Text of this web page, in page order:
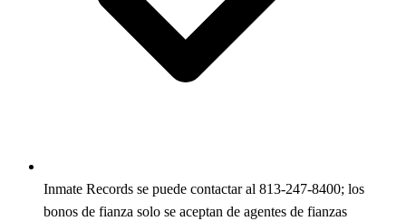
Inmate Records se puede contactar al 813-247-8400; los
bonos de fianza solo se aceptan de agentes de fianzas